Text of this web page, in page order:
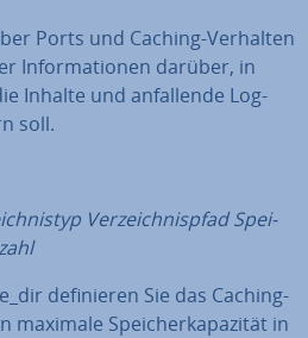
Ports und Caching-Verhalten
In­for­ma­tio­nen darüber, in
Inhalte und an­fal­len­de Log-
soll.
Ver­zeich­nis­pfad Spei­
de­fi­nie­ren Sie das Caching-
maximale Spei­cher­ka­pa­zi­tät in